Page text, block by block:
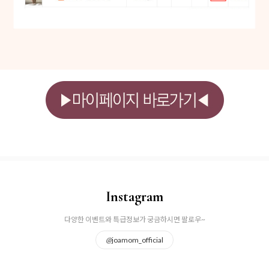
Instagram
다양한 이벤트와 특급정보가 궁금하시면 팔로우~
@joamom_official